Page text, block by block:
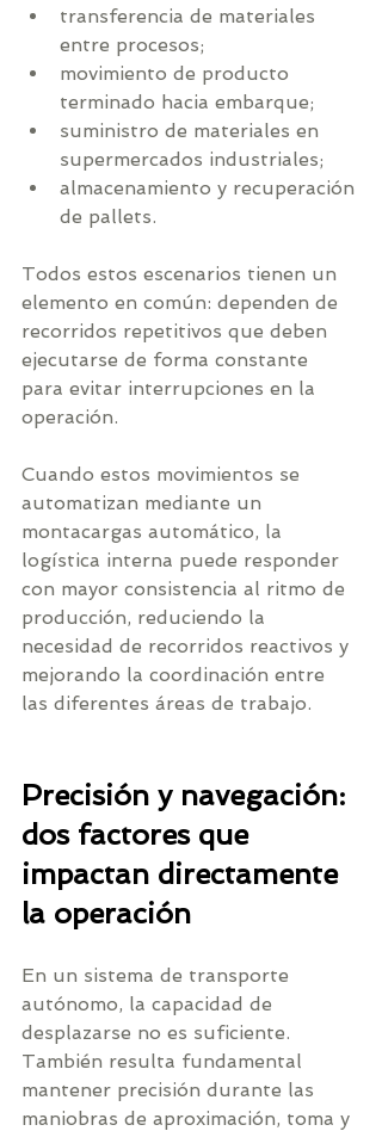
transferencia de materiales
entre procesos;
movimiento de producto
terminado hacia embarque;
suministro de materiales en
supermercados industriales;
almacenamiento y recuperación
de pallets.
Todos estos escenarios tienen un
elemento en común: dependen de
recorridos repetitivos que deben
ejecutarse de forma constante
para evitar interrupciones en la
operación.
Cuando estos movimientos se
automatizan mediante un
montacargas automático, la
logística interna puede responder
con mayor consistencia al ritmo de
producción, reduciendo la
necesidad de recorridos reactivos y
mejorando la coordinación entre
las diferentes áreas de trabajo.
Precisión y navegación:
dos factores que
impactan directamente
la operación
En un sistema de transporte
autónomo, la capacidad de
desplazarse no es suficiente.
También resulta fundamental
mantener precisión durante las
maniobras de aproximación, toma y